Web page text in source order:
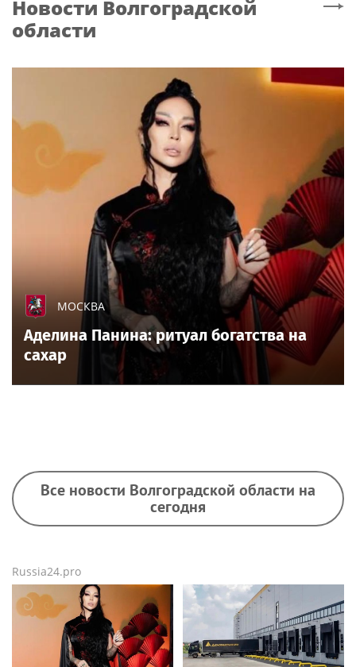
Новости Волгоградской
области
МОСКВА
Аделина Панина: ритуал богатства на
сахар
Все новости Волгоградской области на
сегодня
Russia24.pro